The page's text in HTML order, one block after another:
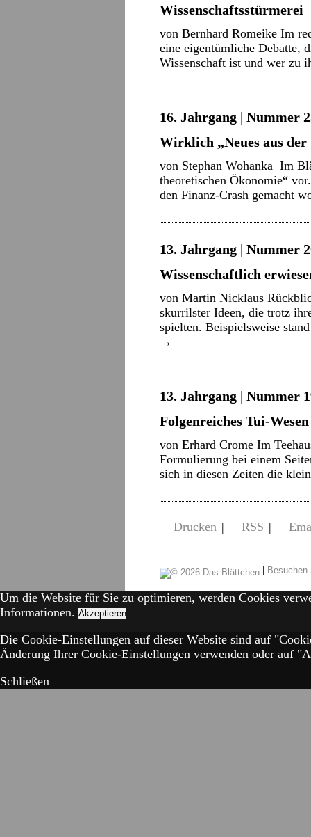
Wissenschaftsstürmerei
von Bernhard Romeike Im
eine eigentümliche Debatte,
Wissenschaft ist und wer
16. Jahrgang | Nummer
Wirklich „Neues aus
von Stephan Wohanka Im
theoretischen Ökonomie“
den Finanz-Crash gemacht
13. Jahrgang | Nummer
Wissenschaftlich
von Martin Nicklaus
skurrilster Ideen, die trotz
spielten. Beispielsweise
→
13. Jahrgang | Nummer
Folgenreiches Tui-Wesen
von Erhard Crome Im
Formulierung bei einem
sich in diesen Zeiten die
Drucken | RSS |
|
Um die Website für Sie zu optimieren, werden Cookies
Informationen. Akzeptieren
Die Cookie-Einstellungen auf dieser Website sind auf
Änderung Ihrer Cookie-Einstellungen verwenden oder auf
Schließen